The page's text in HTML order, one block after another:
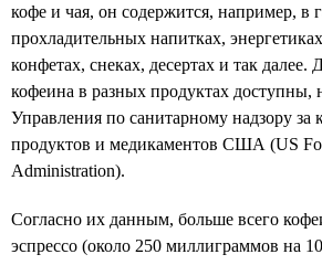
кофе и чая, он содержится, например, в
прохладительных напитках,
конфетах, снеках, десертах и так
кофеина в разных продуктах доступны,
Управления по санитарному надзору за
продуктов и медикаментов США (US
Administration).
Согласно их данным, больше всего
эспрессо (около 250 миллиграммов на